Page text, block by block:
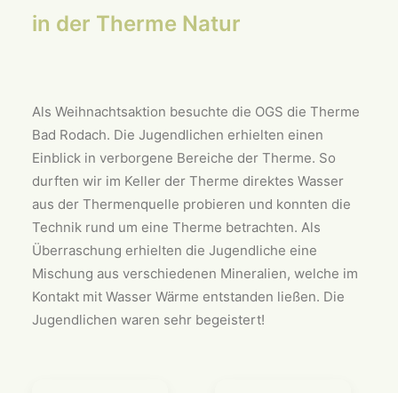
in der Therme Natur
Als Weihnachtsaktion besuchte die OGS die Therme
Bad Rodach. Die Jugendlichen erhielten einen
Einblick in verborgene Bereiche der Therme. So
durften wir im Keller der Therme direktes Wasser
aus der Thermenquelle probieren und konnten die
Technik rund um eine Therme betrachten. Als
Überraschung erhielten die Jugendliche eine
Mischung aus verschiedenen Mineralien, welche im
Kontakt mit Wasser Wärme entstanden ließen. Die
Jugendlichen waren sehr begeistert!